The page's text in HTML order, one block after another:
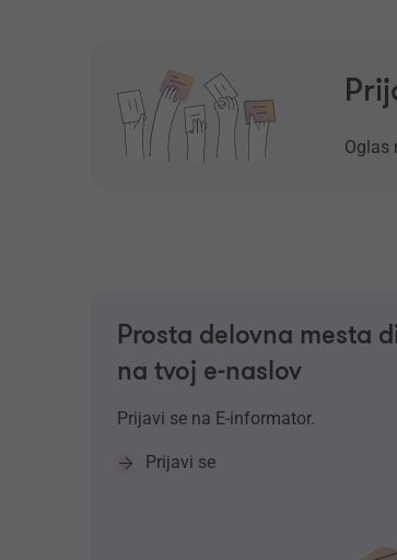
Oglas
Prosta delovna mesta
na tvoj e-naslov
Prijavi se na E-informator.
Prijavi se